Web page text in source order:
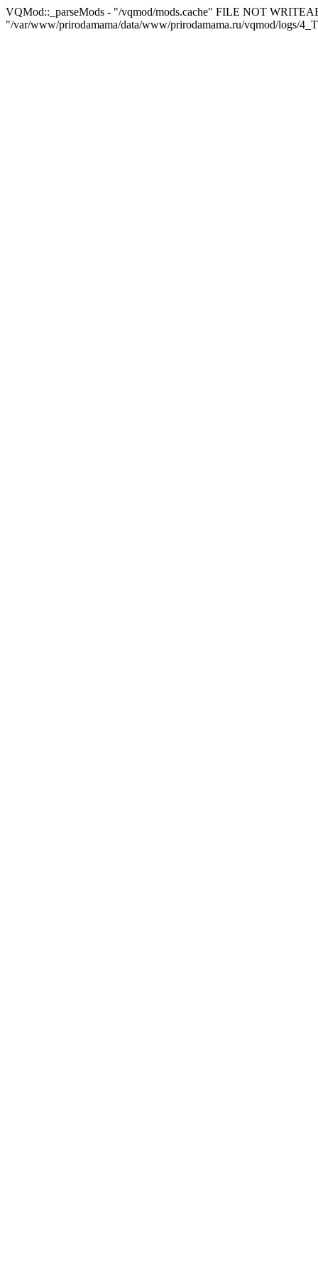
VQMod::_parseMods - "/vqmod/mods.cache" FILE NOT
"/var/www/prirodamama/data/www/prirodamama.ru/vqmod/logs/